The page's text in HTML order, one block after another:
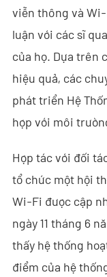
- - - ND-BR016
- - - ND-BR019
- - Hệ Thống Giả
- - - ND-BG002
- Hệ Thống Ra-đa
- - ND-SV003 Hệ
- - ND-SV004 Hệ
- - ND-SV007 Hệ
viễn thông và
luận với các sĩ
của họ. Dựa trên
hiệu quả, các
phát triển Hệ
hợp với môi
Hợp tác với đối
tổ chức một hội
Wi-Fi được cập
ngày 11 tháng 6
thấy hệ thống
điểm của hệ